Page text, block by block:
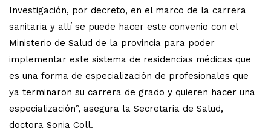
Investigación, por decreto, en el marco de la carrera
sanitaria y allí se puede hacer este convenio con el
Ministerio de Salud de la provincia para poder
implementar este sistema de residencias médicas que
es una forma de especialización de profesionales que
ya terminaron su carrera de grado y quieren hacer una
especialización”, asegura la Secretaria de Salud,
doctora Sonia Coll.